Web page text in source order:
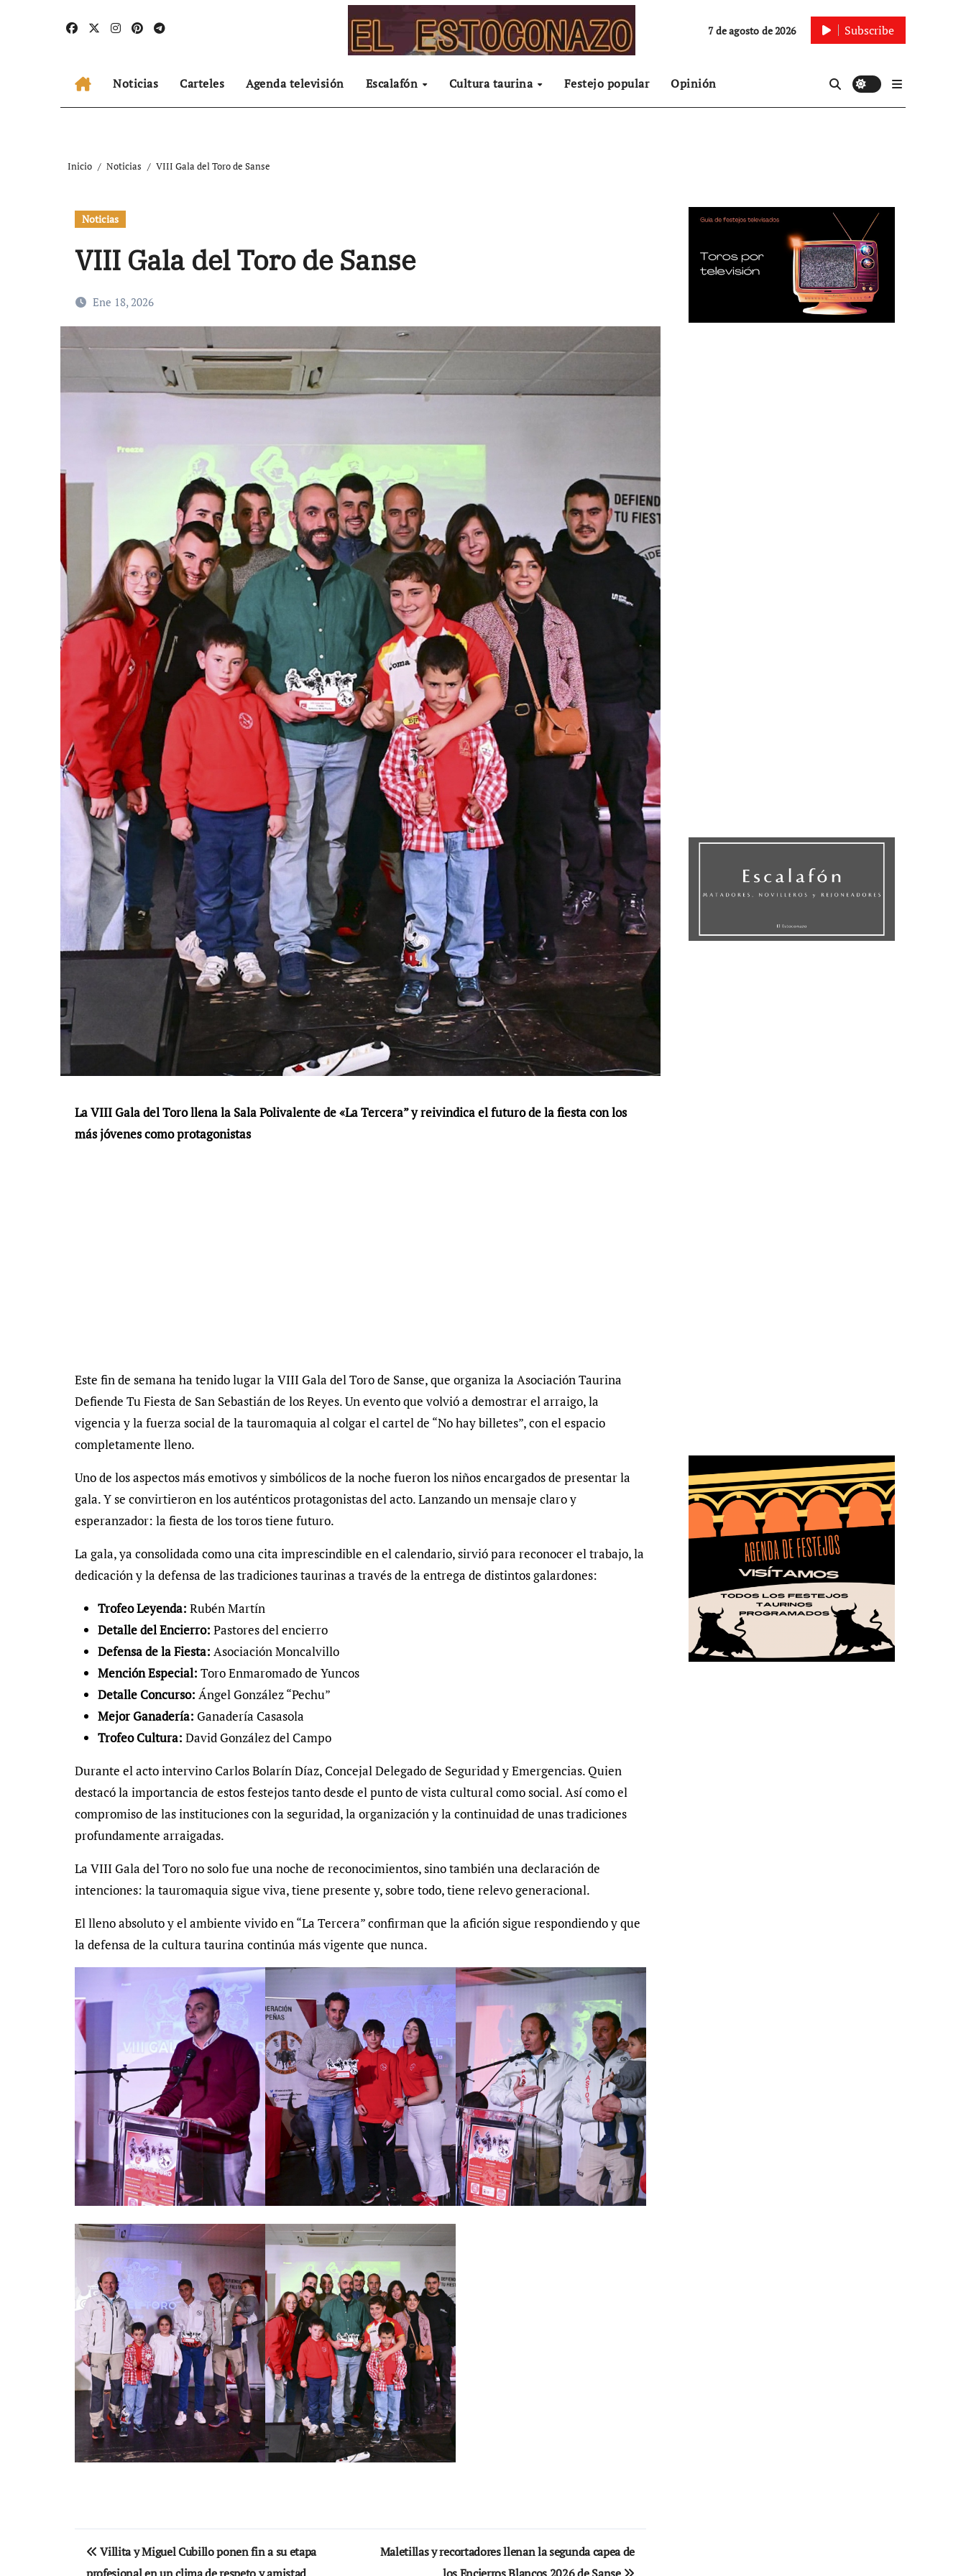
7 de agosto de 2026 Subscribe
Noticias Carteles Agenda televisión Escalafón Cultura taurina Festejo popular Opinión
Inicio Noticias VIII Gala del Toro de Sanse
Noticias
VIII Gala del Toro de Sanse
Ene 18, 2026
La VIII Gala del Toro llena la Sala Polivalente de «La Tercera” y reivindica el futuro de la fiesta con los
más jóvenes como protagonistas
Este fin de semana ha tenido lugar la VIII Gala del Toro de Sanse, que organiza la Asociación Taurina
Defiende Tu Fiesta de San Sebastián de los Reyes. Un evento que volvió a demostrar el arraigo, la
vigencia y la fuerza social de la tauromaquia al colgar el cartel de “No hay billetes”, con el espacio
completamente lleno.
Uno de los aspectos más emotivos y simbólicos de la noche fueron los niños encargados de presentar la
gala. Y se convirtieron en los auténticos protagonistas del acto. Lanzando un mensaje claro y
esperanzador: la fiesta de los toros tiene futuro.
La gala, ya consolidada como una cita imprescindible en el calendario, sirvió para reconocer el trabajo, la
dedicación y la defensa de las tradiciones taurinas a través de la entrega de distintos galardones:
Trofeo Leyenda: Rubén Martín
Detalle del Encierro: Pastores del encierro
Defensa de la Fiesta: Asociación Moncalvillo
Mención Especial: Toro Enmaromado de Yuncos
Detalle Concurso: Ángel González “Pechu”
Mejor Ganadería: Ganadería Casasola
Trofeo Cultura: David González del Campo
Durante el acto intervino Carlos Bolarín Díaz, Concejal Delegado de Seguridad y Emergencias. Quien
destacó la importancia de estos festejos tanto desde el punto de vista cultural como social. Así como el
compromiso de las instituciones con la seguridad, la organización y la continuidad de unas tradiciones
profundamente arraigadas.
La VIII Gala del Toro no solo fue una noche de reconocimientos, sino también una declaración de
intenciones: la tauromaquia sigue viva, tiene presente y, sobre todo, tiene relevo generacional.
El lleno absoluto y el ambiente vivido en “La Tercera” confirman que la afición sigue respondiendo y que
la defensa de la cultura taurina continúa más vigente que nunca.
Navegación
Villita y Miguel Cubillo ponen fin a su etapa
Maletillas y recortadores llenan la segunda capea de